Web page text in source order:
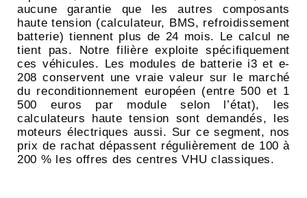
aucune garantie que les autres composants
haute tension (calculateur, BMS, refroidissement
batterie) tiennent plus de 24 mois. Le calcul ne
tient pas. Notre filière exploite spécifiquement
ces véhicules. Les modules de batterie i3 et e-
208 conservent une vraie valeur sur le marché
du reconditionnement européen (entre 500 et 1
500 euros par module selon l’état), les
calculateurs haute tension sont demandés, les
moteurs électriques aussi. Sur ce segment, nos
prix de rachat dépassent régulièrement de 100 à
200 % les offres des centres VHU classiques.